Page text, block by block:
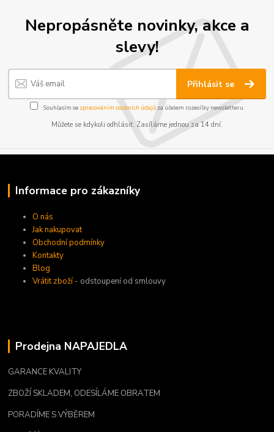
Nepropásněte novinky, akce a
slevy!
Přihlásit se
Souhlasím se zpracováním osobních údajůza účelem rozesílky newsletteru.
Můžete se kdykoli odhlásit. Zasíláme jednou za 14 dní.
Informace pro zákazníky
O nás
Jak nakupovat
Obchodní podmínky
Kontakty
Blog
Vrátit zboží- odstoupení od smlouvy
Prodejna NAPAJEDLA
GARANCE KVALITY
ZBOŽÍ SKLADEM, ODESÍLÁME OBRATEM
PORADÍME S VÝBĚREM